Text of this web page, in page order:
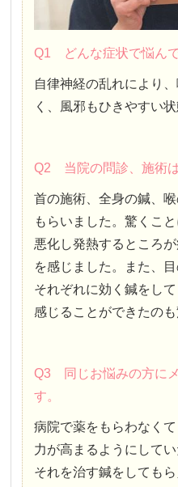
Q1 どんな症状で悩ん
自律神経の乱れにより
く、風邪もひきやすい状
Q2 当院の問診、施術
首の施術、全身の鍼、
もらいました。驚くこ
悪化し発熱するところ
を感じました。また、
それぞれに効く鍼をし
感じることができたのも
Q3 同じお悩みの方に
す。
病院で薬をもらわなく
力が高まるようにして
それを治す鍼をしても